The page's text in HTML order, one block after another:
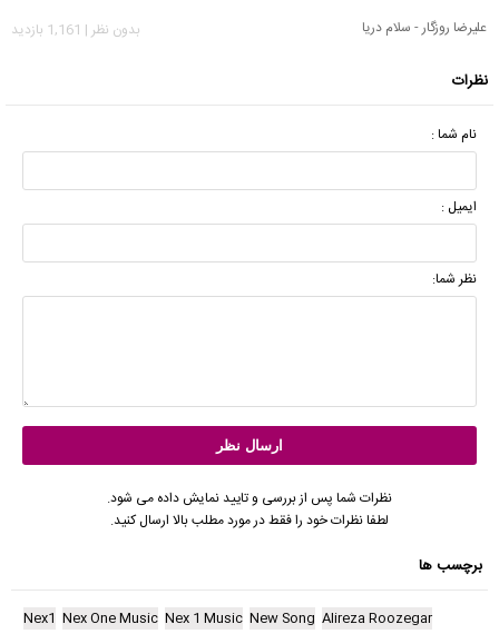
علیرضا روزگار - سلام دریا
بدون نظر | 1,161 بازدید
نظرات
نام شما :
ایمیل :
نظر شما:
نظرات شما پس از بررسی و تایید نمایش داده می شود.
لطفا نظرات خود را فقط در مورد مطلب بالا ارسال کنید.
برچسب ها
Alireza Roozegar
New Song
Nex 1 Music
Nex One Music
Nex1